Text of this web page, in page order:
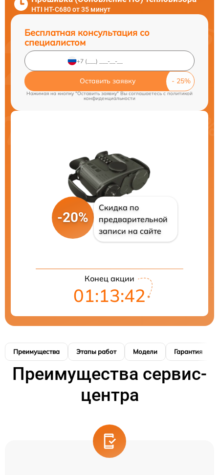
HTI HT-C680 от 35 минут
Бесплатная консультация со
специалистом
Оставить заявку
Нажимая на кнопку "Оставить заявку" Вы соглашаетесь cполитикой
конфиденциальности
-20%
Скидка по
предварительной
записи на сайте
Конец акции
01:13:41
Преимущества Этапы работ Модели Гарантия
Преимущества сервис-
центра